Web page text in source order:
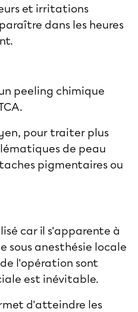
et irritations
dans les heures
peeling chimique
pour traiter plus
de peau
pigmentaires ou
car il s'apparente à
sous anesthésie locale
l'opération sont
est inévitable.
d'atteindre les